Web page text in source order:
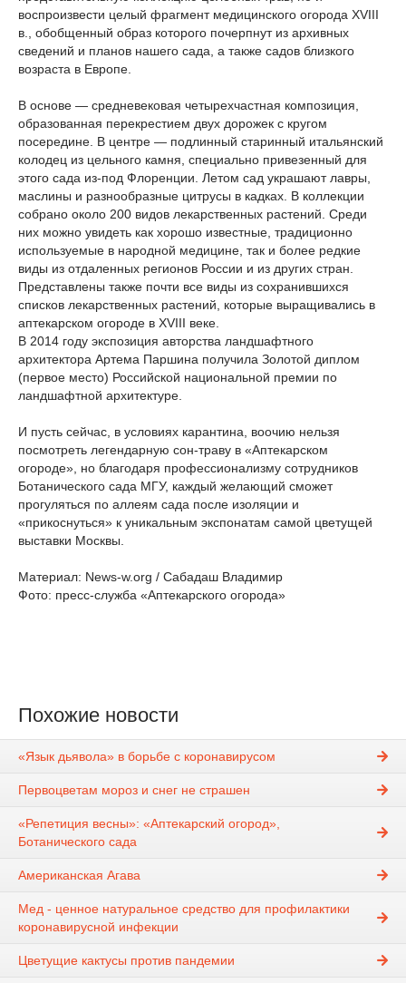
воспроизвести целый фрагмент медицинского огорода XVIII
в., обобщенный образ которого почерпнут из архивных
сведений и планов нашего сада, а также садов близкого
возраста в Европе.
В основе — средневековая четырехчастная композиция,
образованная перекрестием двух дорожек с кругом
посередине. В центре — подлинный старинный итальянский
колодец из цельного камня, специально привезенный для
этого сада из-под Флоренции. Летом сад украшают лавры,
маслины и разнообразные цитрусы в кадках. В коллекции
собрано около 200 видов лекарственных растений. Среди
них можно увидеть как хорошо известные, традиционно
используемые в народной медицине, так и более редкие
виды из отдаленных регионов России и из других стран.
Представлены также почти все виды из сохранившихся
списков лекарственных растений, которые выращивались в
аптекарском огороде в XVIII веке.
В 2014 году экспозиция авторства ландшафтного
архитектора Артема Паршина получила Золотой диплом
(первое место) Российской национальной премии по
ландшафтной архитектуре.
И пусть сейчас, в условиях карантина, воочию нельзя
посмотреть легендарную сон-траву в «Аптекарском
огороде», но благодаря профессионализму сотрудников
Ботанического сада МГУ, каждый желающий сможет
прогуляться по аллеям сада после изоляции и
«прикоснуться» к уникальным экспонатам самой цветущей
выставки Москвы.
Материал: News-w.org / Сабадаш Владимир
Фото: пресс-служба «Аптекарского огорода»
Похожие новости
«Язык дьявола» в борьбе с коронавирусом
Первоцветам мороз и снег не страшен
«Репетиция весны»: «Аптекарский огород»,
Ботанического сада
Американская Агава
Мед - ценное натуральное средство для профилактики
коронавирусной инфекции
Цветущие кактусы против пандемии